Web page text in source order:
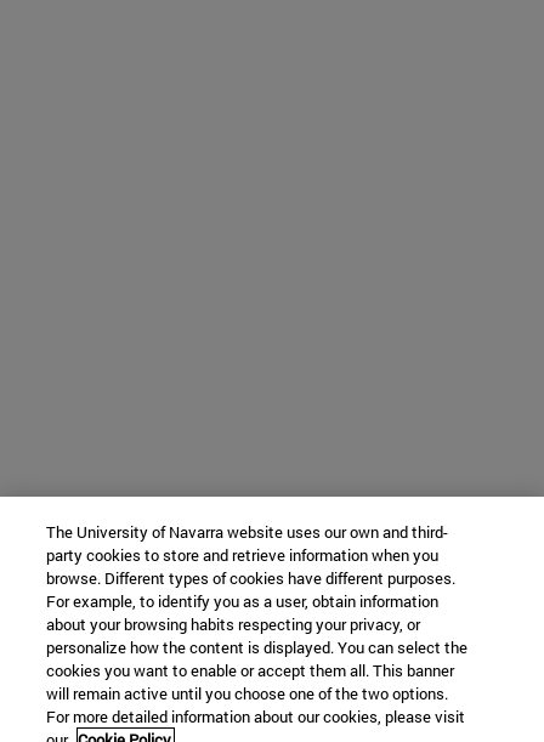
The University of Navarra website uses our own and third-
party cookies to store and retrieve information when you
browse. Different types of cookies have different purposes.
For example, to identify you as a user, obtain information
about your browsing habits respecting your privacy, or
personalize how the content is displayed. You can select the
cookies you want to enable or accept them all. This banner
will remain active until you choose one of the two options.
For more detailed information about our cookies, please visit